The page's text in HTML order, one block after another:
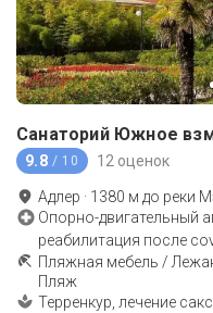
Санаторий Южное
9.8 / 10 12 оценок
Адлер · 1380 м до реки
Опорно-двигательный
реабилитация после
Пляжная мебель /
Пляж
Терренкур, лечение